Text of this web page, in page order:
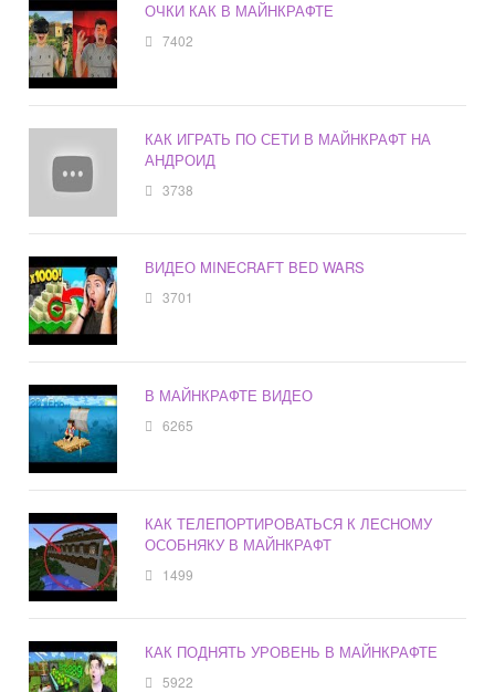
ОЧКИ КАК В МАЙНКРАФТЕ
7402
КАК ИГРАТЬ ПО СЕТИ В МАЙНКРАФТ НА
АНДРОИД
3738
ВИДЕО MINECRAFT BED WARS
3701
В МАЙНКРАФТЕ ВИДЕО
6265
КАК ТЕЛЕПОРТИРОВАТЬСЯ К ЛЕСНОМУ
ОСОБНЯКУ В МАЙНКРАФТ
1499
КАК ПОДНЯТЬ УРОВЕНЬ В МАЙНКРАФТЕ
5922